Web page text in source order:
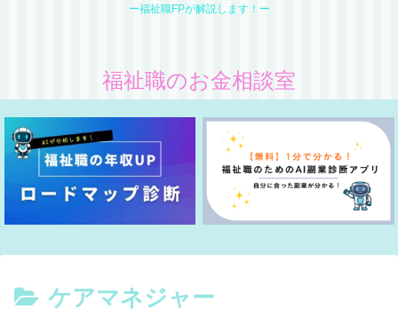
ー福祉職FPが解説します！ー
福祉職のお金相談室
ケアマネジャー